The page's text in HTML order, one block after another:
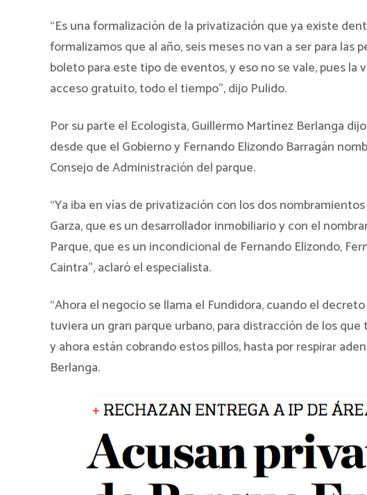
“Es una formalización de la privatización que ya existe
formalizamos que al año, seis meses no van a ser para las
boleto para este tipo de eventos, y eso no se vale, pues la
acceso gratuito, todo el tiempo”, dijo Pulido.
Por su parte el Ecologista, Guillermo Martínez Berlanga
desde que el Gobierno y Fernando Elizondo Barragán
Consejo de Administración del parque.
“Ya iba en vías de privatización con los dos
Garza, que es un desarrollador inmobiliario y con el
Parque, que es un incondicional de Fernando Elizondo,
Caintra”, aclaró el especialista.
“Ahora el negocio se llama el Fundidora, cuando el
tuviera un gran parque urbano, para distracción de los
y ahora están cobrando estos pillos, hasta por respirar
Berlanga.